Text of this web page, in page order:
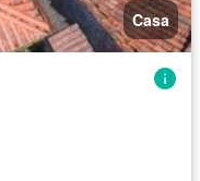
Casa